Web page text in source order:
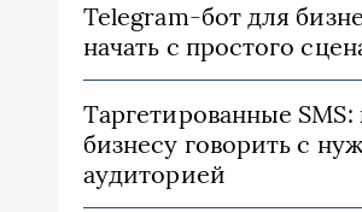
Telegram-бот для
начать с простого
Таргетированные SMS:
бизнесу говорить с
аудиторией